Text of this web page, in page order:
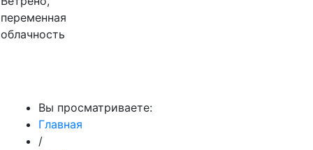
переменная
облачность
Вы просматриваете:
Главная
/